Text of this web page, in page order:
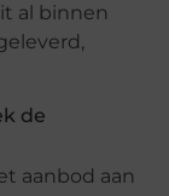
al binnen
de
aanbod aan